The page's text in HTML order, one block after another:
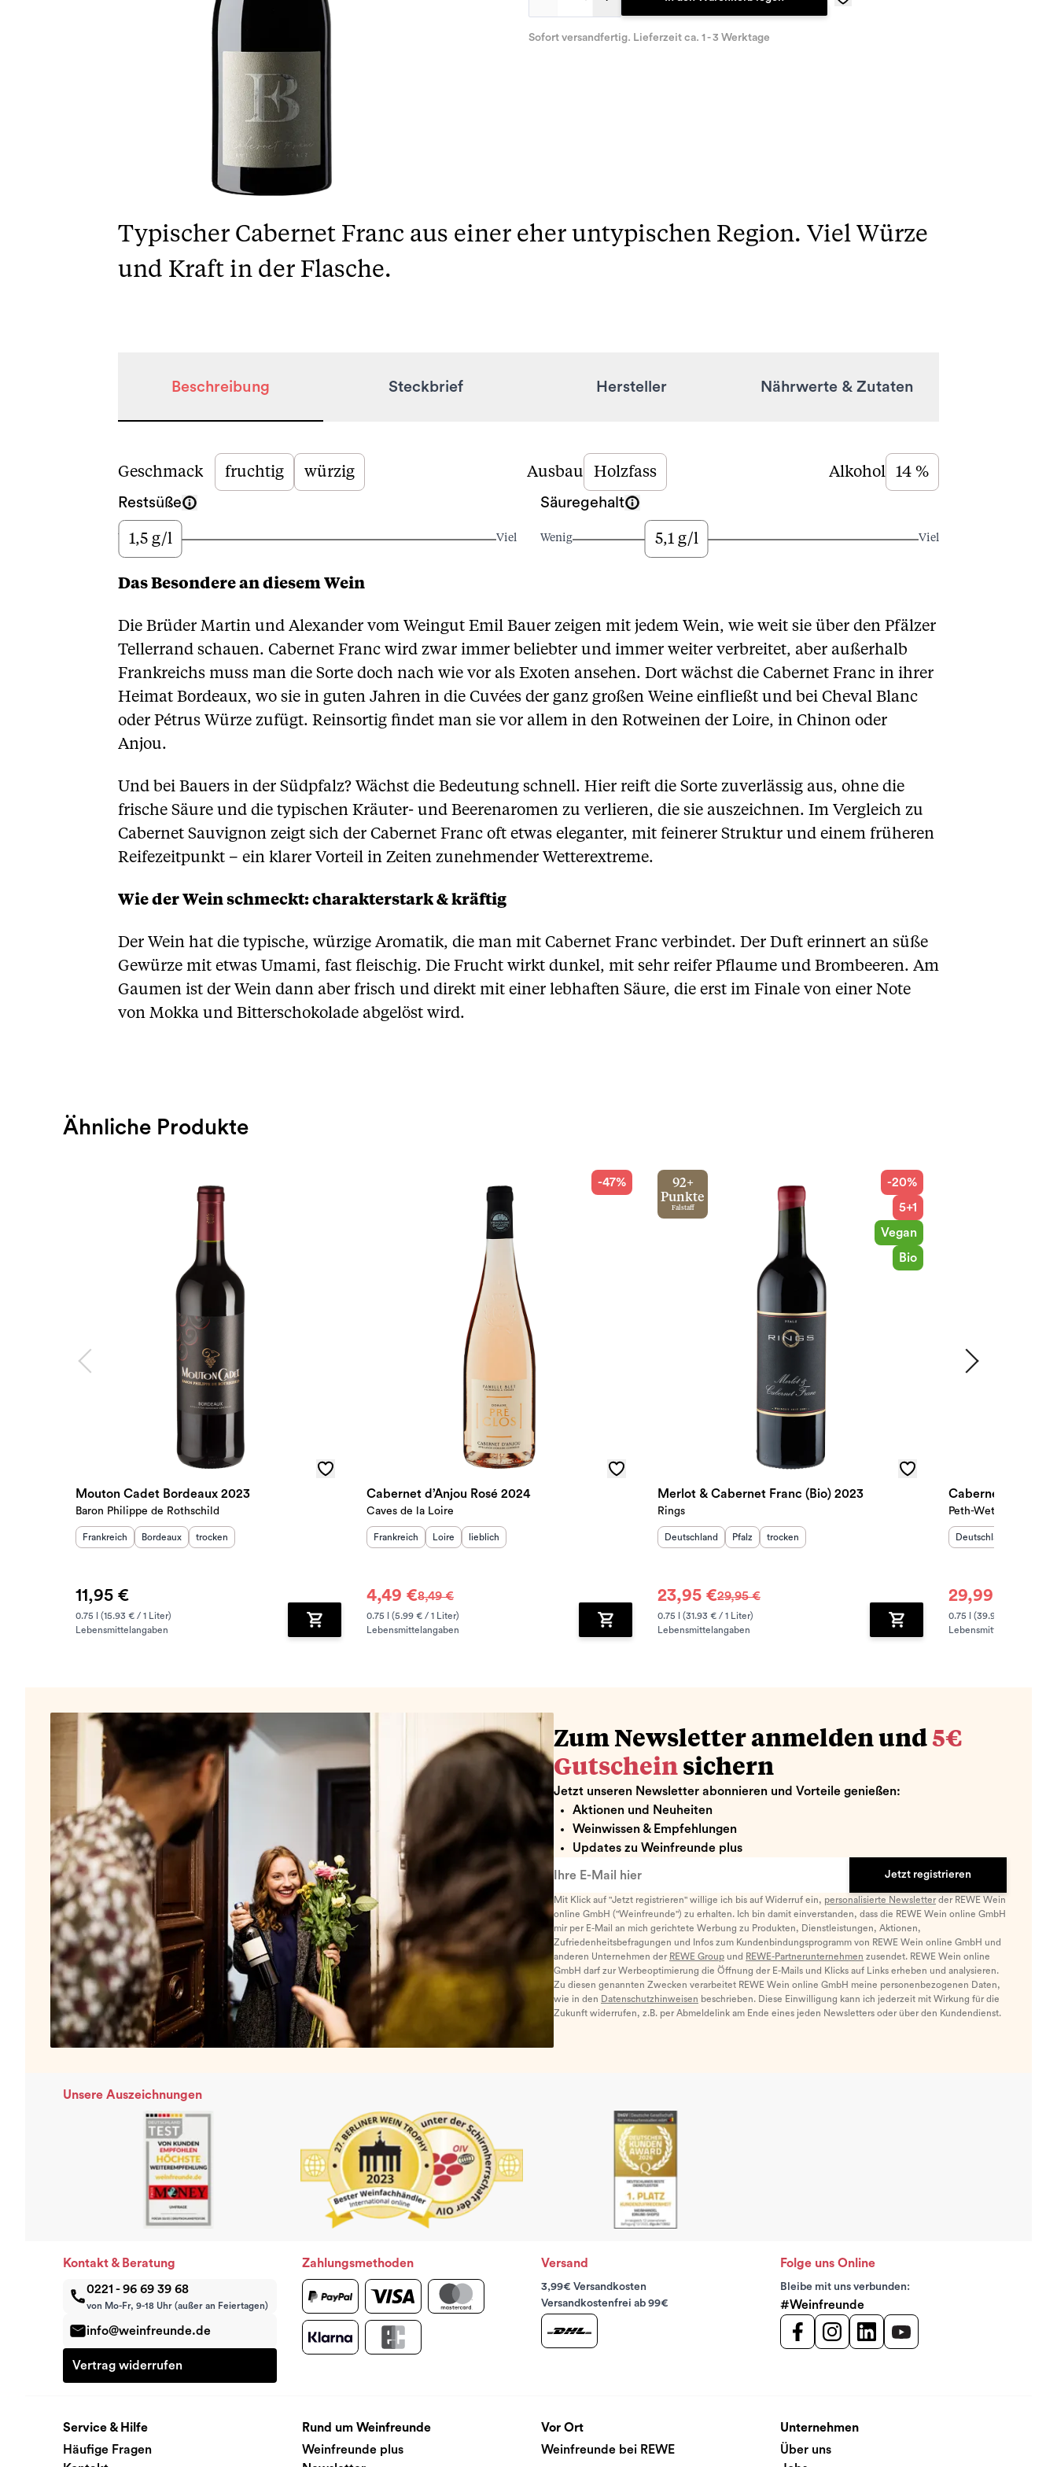
Sofort versandfertig. Lieferzeit ca. 1 - 3 Werktage
Typischer Cabernet Franc aus einer eher untypischen Region. Viel Würze
und Kraft in der Flasche.
Beschreibung Steckbrief Hersteller Nährwerte & Zutaten
Beschreibung
Geschmack fruchtig würzig Ausbau Holzfass Alkohol
14 %
Restsüße
Wenig
1,5 g/l Viel
Säuregehalt
Wenig 5,1 g/l Viel
Das Besondere an diesem Wein
Die Brüder Martin und Alexander vom Weingut Emil Bauer zeigen mit jedem Wein, wie weit sie über den Pfälzer
Tellerrand schauen. Cabernet Franc wird zwar immer beliebter und immer weiter verbreitet, aber außerhalb
Frankreichs muss man die Sorte doch nach wie vor als Exoten ansehen. Dort wächst die Cabernet Franc in ihrer
Heimat Bordeaux, wo sie in guten Jahren in die Cuvées der ganz großen Weine einfließt und bei Cheval Blanc
oder Pétrus Würze zufügt. Reinsortig findet man sie vor allem in den Rotweinen der Loire, in Chinon oder
Anjou.
Und bei Bauers in der Südpfalz? Wächst die Bedeutung schnell. Hier reift die Sorte zuverlässig aus, ohne die
frische Säure und die typischen Kräuter- und Beerenaromen zu verlieren, die sie auszeichnen. Im Vergleich zu
Cabernet Sauvignon zeigt sich der Cabernet Franc oft etwas eleganter, mit feinerer Struktur und einem früheren
Reifezeitpunkt – ein klarer Vorteil in Zeiten zunehmender Wetterextreme.
Wie der Wein schmeckt: charakterstark & kräftig
Der Wein hat die typische, würzige Aromatik, die man mit Cabernet Franc verbindet. Der Duft erinnert an süße
Gewürze mit etwas Umami, fast fleischig. Die Frucht wirkt dunkel, mit sehr reifer Pflaume und Brombeeren. Am
Gaumen ist der Wein dann aber frisch und direkt mit einer lebhaften Säure, die erst im Finale von einer Note
von Mokka und Bitterschokolade abgelöst wird.
Ähnliche Produkte
Mouton Cadet Bordeaux 2023
Baron Philippe de Rothschild
Herkunftsland :
Frankreich Herkunftsregion:
Bordeaux Geschmack
trocken
11,95 €
0.75 l (15.93 € / 1 Liter)
Lebensmittelangaben
Zum Warenkorb hinzufügen
-47%
Cabernet d’Anjou Rosé 2024
Caves de la Loire
Herkunftsland :
Frankreich Herkunftsregion
Loire Geschmack
lieblich
4,49 €8,49 €
0.75 l (5.99 € / 1 Liter)
Lebensmittelangaben
Zum Warenkorb hinzufügen
92+
Punkte
Falstaff
-20%
5+1
Vegan
Bio
Merlot & Cabernet Franc (Bio) 2023
Rings
Herkunftsland
Deutschland Herkunftsregion
Pfalz Geschmack
trocken
23,95 €29,95 €
0.75 l (31.93 € / 1 Liter)
Lebensmittelangaben
Zum Warenkorb hinzufügen
Peth-Wetz
Herkunftsland
Deutschland
29,99 €
0.75 l (39.99 € / 1 Liter)
Lebensmittelangaben
Zum Newsletter anmelden und 5€
Gutschein sichern
Jetzt unseren Newsletter abonnieren und Vorteile genießen:
Aktionen und Neuheiten
Weinwissen & Empfehlungen
Updates zu Weinfreunde plus
Jetzt registrieren
Mit Klick auf "Jetzt registrieren" willige ich bis auf Widerruf ein, personalisierte Newsletterder REWE Wein
online GmbH ("Weinfreunde") zu erhalten. Ich bin damit einverstanden, dass die REWE Wein online GmbH
mir per E-Mail an mich gerichtete Werbung zu Produkten, Dienstleistungen, Aktionen,
Zufriedenheitsbefragungen und Infos zum Kundenbindungsprogramm von REWE Wein online GmbH und
anderen Unternehmen der REWE Group und REWE-Partnerunternehmen zusendet. REWE Wein online
GmbH darf zur Werbeoptimierung die Öffnung der E-Mails und Klicks auf Links erheben und analysieren.
Zu diesen genannten Zwecken verarbeitet REWE Wein online GmbH meine personenbezogenen Daten,
wie in den Datenschutzhinweisen beschrieben. Diese Einwilligung kann ich jederzeit mit Wirkung für die
Zukunft widerrufen, z.B. per Abmeldelink am Ende eines jeden Newsletters oder über den Kundendienst.
Unsere Auszeichnungen
Kontakt & Beratung
0221 - 96 69 39 68
von Mo-Fr, 9-18 Uhr (außer an Feiertagen)
info@weinfreunde.de
Vertrag widerrufen
Zahlungsmethoden Versand
3,99€ Versandkosten
Versandkostenfrei ab 99€
Folge uns Online
Bleibe mit uns verbunden:
#Weinfreunde
Service & Hilfe
Häufige Fragen
Rund um Weinfreunde
Weinfreunde plus
Vor Ort
Weinfreunde bei REWE
Unternehmen
Über uns